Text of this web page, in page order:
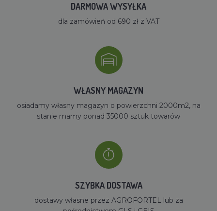
DARMOWA WYSYŁKA
dla zamówień od 690 zł z VAT
WŁASNY MAGAZYN
osiadamy własny magazyn o powierzchni 2000m2, na
stanie mamy ponad 35000 sztuk towarów
SZYBKA DOSTAWA
dostawy własne przez AGROFORTEL lub za